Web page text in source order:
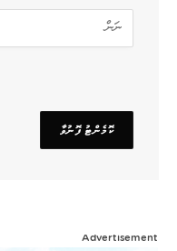
Advertisement